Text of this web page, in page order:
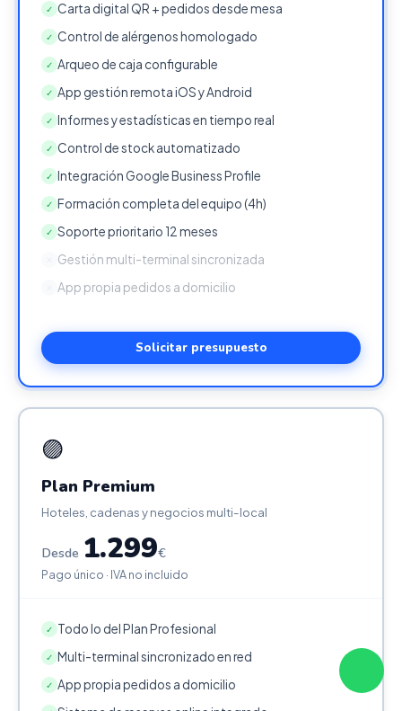
✓ Carta digital QR + pedidos desde mesa
✓ Control de alérgenos homologado
✓ Arqueo de caja configurable
✓ App gestión remota iOS y Android
✓ Informes y estadísticas en tiempo real
✓ Control de stock automatizado
✓ Integración Google Business Profile
✓ Formación completa del equipo (4h)
✓ Soporte prioritario 12 meses
Gestión multi-terminal sincronizada
App propia pedidos a domicilio
Solicitar presupuesto
🟣
Plan Premium
Hoteles, cadenas y negocios multi-local
Desde 1.299€
Pago único · IVA no incluido
✓ Todo lo del Plan Profesional
✓ Multi-terminal sincronizado en red
✓ App propia pedidos a domicilio